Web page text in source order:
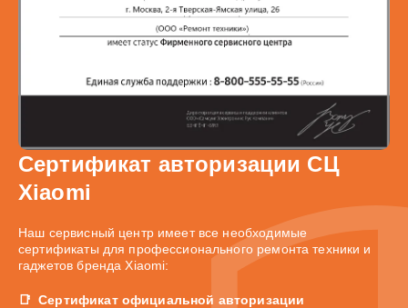
Сертификат авторизации СЦ
Xiaomi
Наш сервисный центр имеет все необходимые
сертификаты для профессионального ремонта техники и
гаджетов бренда Xiaomi:
Сертификат официальной авторизации